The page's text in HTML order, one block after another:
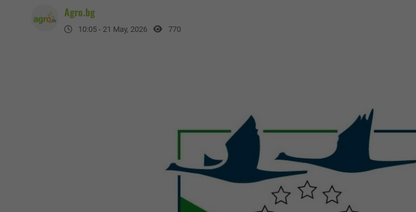
Agro.bg
10:05 - 21 May, 2026 770